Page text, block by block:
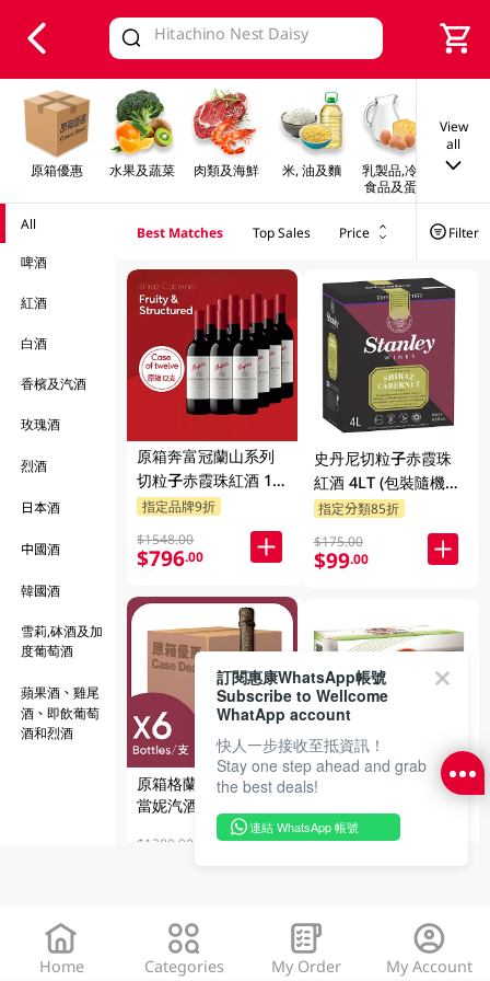
Valid Until 30 June 2026
原箱優惠 水果及蔬菜 肉類及海鮮 米, 油及麵
乳製品,冷凍
食品及蛋類
早餐
View
all
All
啤酒
紅酒
白酒
香檳及汽酒
玫瑰酒
烈酒
日本酒
中國酒
韓國酒
雪莉,砵酒及加
度葡萄酒
蘋果酒、雞尾
酒、即飲葡萄
酒和烈酒
Best Matches Top Sales Price Filter
原箱奔富冠蘭山系列
切粒子赤霞珠紅酒 12
X 750ML
指定品牌9折
$1548.00
$796.00
原箱格蘭堡黑皮諾莎
當妮汽酒 6 X 750ML
$1380.00
史丹尼切粒子赤霞珠
紅酒 4LT (包裝隨機發
放)
指定分類85折
$175.00
$99.00
青島純生啤酒 12 X
330ML
指定分類送贈品
Home Categories My Order My Account
訂閱惠康WhatsApp帳號
Subscribe to Wellcome
WhatApp account
快人一步接收至抵資訊！
Stay one step ahead and grab
the best deals!
連結 WhatsApp 帳號